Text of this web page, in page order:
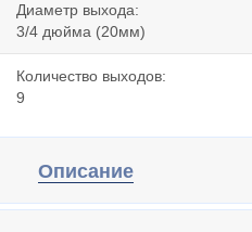
Диаметр выхода:
3/4 дюйма (20мм)
Количество выходов:
9
Описание